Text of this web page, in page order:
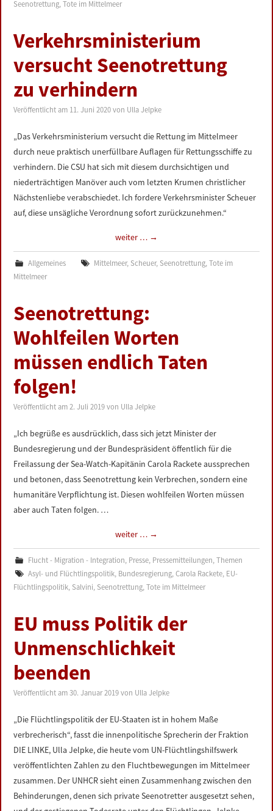
Seenotrettung,Tote im Mittelmeer
Verkehrsministerium
versucht Seenotrettung
zu verhindern
Veröffentlicht am 11. Juni 2020 von Ulla Jelpke
„Das Verkehrsministerium versucht die Rettung im Mittelmeer
durch neue praktisch unerfüllbare Auflagen für Rettungsschiffe zu
verhindern. Die CSU hat sich mit diesem durchsichtigen und
niederträchtigen Manöver auch vom letzten Krumen christlicher
Nächstenliebe verabschiedet. Ich fordere Verkehrsminister Scheuer
auf, diese unsägliche Verordnung sofort zurückzunehmen.“
weiter … →
Allgemeines Mittelmeer, Scheuer, Seenotrettung, Tote im
Mittelmeer
Seenotrettung:
Wohlfeilen Worten
müssen endlich Taten
folgen!
Veröffentlicht am2. Juli 2019 von Ulla Jelpke
„Ich begrüße es ausdrücklich, dass sich jetzt Minister der
Bundesregierung und der Bundespräsident öffentlich für die
Freilassung der Sea-Watch-Kapitänin Carola Rackete aussprechen
und betonen, dass Seenotrettung kein Verbrechen, sondern eine
humanitäre Verpflichtung ist. Diesen wohlfeilen Worten müssen
aber auch Taten folgen. …
weiter … →
Flucht - Migration - Integration, Presse, Pressemitteilungen, Themen
Asyl- und Flüchtlingspolitik, Bundesregierung, Carola Rackete, EU-
Flüchtlingspolitik, Salvini, Seenotrettung,Tote im Mittelmeer
EU muss Politik der
Unmenschlichkeit
beenden
Veröffentlicht am30. Januar 2019 von Ulla Jelpke
„Die Flüchtlingspolitik der EU-Staaten ist in hohem Maße
verbrecherisch“, fasst die innenpolitische Sprecherin der Fraktion
DIE LINKE, Ulla Jelpke, die heute vom UN-Flüchtlingshilfswerk
veröffentlichten Zahlen zu den Fluchtbewegungen im Mittelmeer
zusammen. Der UNHCR sieht einen Zusammenhang zwischen den
Behinderungen, denen sich private Seenotretter ausgesetzt sehen,